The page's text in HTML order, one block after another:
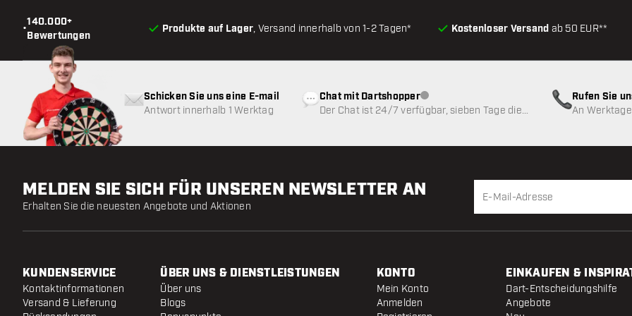
•
140.000+
Bewertungen
Produkte auf Lager, Versand innerhalb von 1-2 Tagen* Kostenloser Versand ab 50 EUR**
Schicken Sie uns eine E-mail
Antwort innerhalb 1 Werktag
Chat mit DartshopperKundenservice nicht verfügbar
Der Chat ist 24/7 verfügbar, sieben Tage die
Rufen Sie
An
MELDEN SIE SICH FÜR UNSEREN NEWSLETTER AN
Erhalten Sie die neuesten Angebote und Aktionen
KUNDENSERVICE
Kontaktinformationen
Versand & Lieferung
ÜBER UNS & DIENSTLEISTUNGEN
Über uns
Blogs
KONTO
Mein Konto
Anmelden
EINKAUFEN &
Dart-Entscheidungshilfe
Angebote